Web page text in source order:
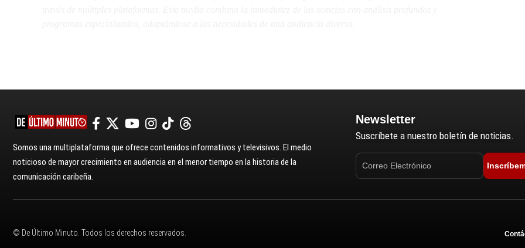
Somos una multiplataforma que ofrece contenidos informativos y televisivos. El medio
noticioso de mayor crecimiento en audiencia en el menor tiempo en la historia de la
comunicación caribeña.
Newsletter
Suscríbete a nuestro boletín de noticias.
© De Último Minuto. Todos los derechos reservados.